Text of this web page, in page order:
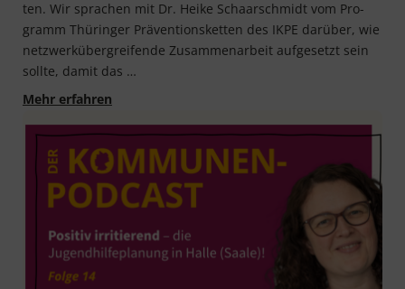
ten. Wir spra­chen mit Dr. Hei­ke Schaar­schmidt vom Pro­
gramm Thü­rin­ger Prä­ven­ti­ons­ket­ten des IKPE dar­über, wie
netz­werk­über­grei­fen­de Zusam­men­ar­beit auf­ge­setzt sein
soll­te, damit das …
Mehr erfahren"Die Klärung der Sinnfrage ist für erfolgreiche